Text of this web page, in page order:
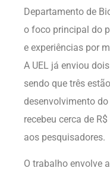
Departamento de
o foco principal do
e experiências por
A UEL já enviou
sendo que três
desenvolvimento
recebeu cerca de
aos pesquisadores.
O trabalho envolve